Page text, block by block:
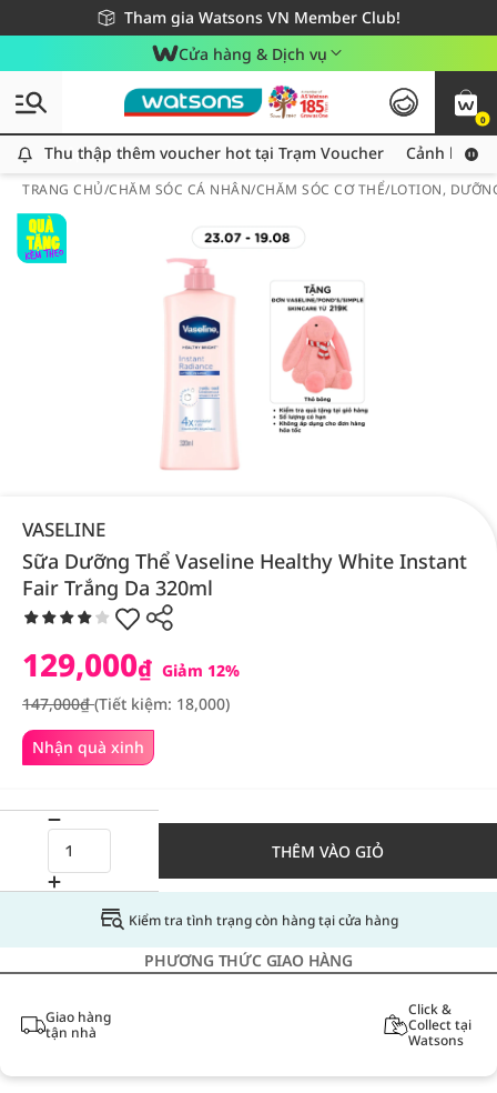
Tham gia Watsons VN Member Club!
Miễn phí giao hàng cho đơn hàng từ 249,000Đ
Giao hàng nhanh 24h - Áp dụng khu vực TP. Hồ Chí Minh
Cửa hàng & Dịch vụ
0
Thu thập thêm voucher hot tại Trạm Voucher
Thu thập thêm voucher hot tại Trạm Voucher Cảnh báo
TRANG CHỦ/CHĂM SÓC CÁ NHÂN/CHĂM SÓC CƠ THỂ/LOTION,
VASELINE
Sữa Dưỡng Thể Vaseline Healthy White Instant
Fair Trắng Da 320ml
Nhận quà xinh
129,000₫ Giảm 12%
147,000₫(Tiết kiệm: 18,000)
THÊM VÀO GIỎ
Kiểm tra tình trạng còn hàng tại cửa hàng
PHƯƠNG THỨC GIAO HÀNG
Giao hàng
tận nhà
Click &
Collect tại
Watsons